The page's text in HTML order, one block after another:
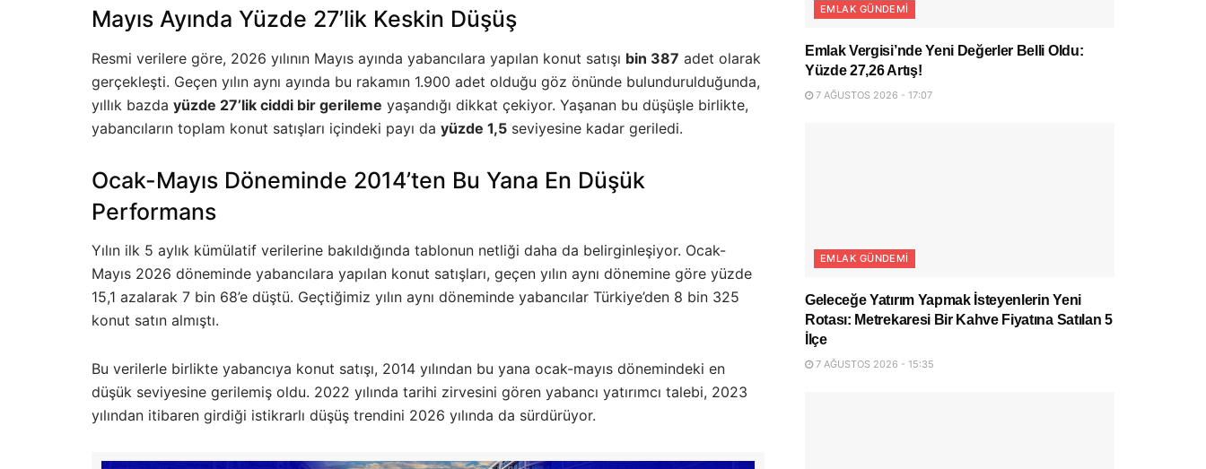
Mayıs Ayında Yüzde 27’lik Keskin Düşüş
Resmi verilere göre, 2026 yılının Mayıs ayında yabancılara yapılan konut satışı bin 387 adet olarak
gerçekleşti. Geçen yılın aynı ayında bu rakamın 1.900 adet olduğu göz önünde bulundurulduğunda,
yıllık bazda yüzde 27’lik ciddi bir gerileme yaşandığı dikkat çekiyor. Yaşanan bu düşüşle birlikte,
yabancıların toplam konut satışları içindeki payı da yüzde 1,5 seviyesine kadar geriledi.
Ocak-Mayıs Döneminde 2014’ten Bu Yana En Düşük
Performans
Yılın ilk 5 aylık kümülatif verilerine bakıldığında tablonun netliği daha da belirginleşiyor. Ocak-
Mayıs 2026 döneminde yabancılara yapılan konut satışları, geçen yılın aynı dönemine göre yüzde
15,1 azalarak 7 bin 68’e düştü. Geçtiğimiz yılın aynı döneminde yabancılar Türkiye’den 8 bin 325
konut satın almıştı.
Bu verilerle birlikte yabancıya konut satışı, 2014 yılından bu yana ocak-mayıs dönemindeki en
düşük seviyesine gerilemiş oldu. 2022 yılında tarihi zirvesini gören yabancı yatırımcı talebi, 2023
yılından itibaren girdiği istikrarlı düşüş trendini 2026 yılında da sürdürüyor.
EMLAK GÜNDEMI
Emlak Vergisi’nde Yeni Değerler Belli Oldu:
Yüzde 27,26 Artış!
7 AĞUSTOS 2026 - 17:07
EMLAK GÜNDEMI
Geleceğe Yatırım Yapmak İsteyenlerin Yeni
Rotası: Metrekaresi Bir Kahve Fiyatına Satılan 5
İlçe
7 AĞUSTOS 2026 - 15:35